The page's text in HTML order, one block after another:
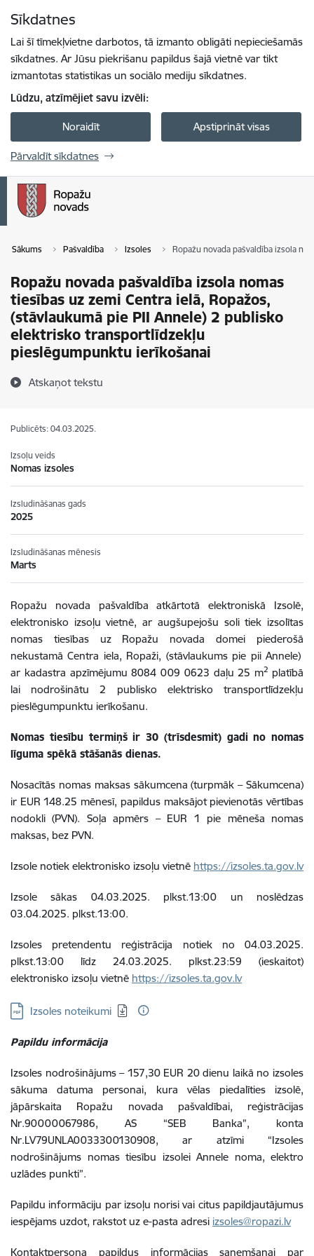
Sīkdatnes
Lai šī tīmekļvietne darbotos, tā izmanto obligāti nepieciešamās
sīkdatnes. Ar Jūsu piekrišanu papildus šajā vietnē var tikt
izmantotas statistikas un sociālo mediju sīkdatnes.
Lūdzu, atzīmējiet savu izvēli:
Noraidīt Apstiprināt visas
Pārvaldīt sīkdatnes
Sākums Pašvaldība Izsoles Ropažu novada pašvaldība izsola
Ropažu novada pašvaldība izsola nomas
tiesības uz zemi Centra ielā, Ropažos,
(stāvlaukumā pie PII Annele) 2 publisko
elektrisko transportlīdzekļu
pieslēgumpunktu ierīkošanai
Atskaņot tekstu
Publicēts: 04.03.2025.
Izsoļu veids
Nomas izsoles
Izsludināšanas gads
2025
Izsludināšanas mēnesis
Marts
Ropažu novada pašvaldība atkārtotā elektroniskā Izsolē,
elektronisko izsoļu vietnē, ar augšupejošu soli tiek izsolītas
nomas tiesības uz Ropažu novada domei piederošā
nekustamā Centra iela, Ropaži, (stāvlaukums pie pii Annele)
ar kadastra apzīmējumu 8084 009 0623 daļu 25 m2 platībā
lai nodrošinātu 2 publisko elektrisko transportlīdzekļu
pieslēgumpunktu ierīkošanu.
Nomas tiesību termiņš ir 30 (trīsdesmit) gadi no nomas
līguma spēkā stāšanās dienas.
Nosacītās nomas maksas sākumcena (turpmāk – Sākumcena)
ir EUR 148.25 mēnesī, papildus maksājot pievienotās vērtības
nodokli (PVN). Soļa apmērs – EUR 1 pie mēneša nomas
maksas, bez PVN.
Izsole notiek elektronisko izsoļu vietnē https://izsoles.ta.gov.lv
Izsole sākas 04.03.2025. plkst.13:00 un noslēdzas
03.04.2025. plkst.13:00.
Izsoles pretendentu reģistrācija notiek no 04.03.2025.
plkst.13:00 līdz 24.03.2025. plkst.23:59 (ieskaitot)
elektronisko izsoļu vietnē https://izsoles.ta.gov.lv
Lejupielādēt:
Izsoles noteikumi
Papildu informācija
Izsoles nodrošinājums – 157,30 EUR 20 dienu laikā no izsoles
sākuma datuma personai, kura vēlas piedalīties izsolē,
jāpārskaita Ropažu novada pašvaldībai, reģistrācijas
Nr.90000067986, AS “SEB Banka”, konta
Nr.LV79UNLA0033300130908, ar atzīmi “Izsoles
nodrošinājums nomas tiesību izsolei Annele noma, elektro
uzlādes punkti”.
Papildu informāciju par izsoļu norisi vai citus papildjautājumus
iespējams uzdot, rakstot uz e-pasta adresi izsoles@ropazi.lv
Kontaktpersona papildus informācijas saņemšanai par